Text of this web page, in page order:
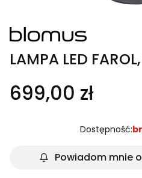
LAMPA LED
699,00 zł
Dostępność:
Powiadom mnie